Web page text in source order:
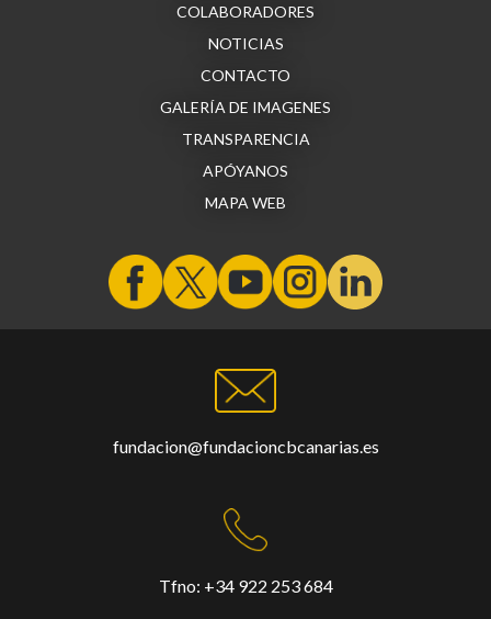
COLABORADORES
NOTICIAS
CONTACTO
GALERÍA DE IMAGENES
TRANSPARENCIA
APÓYANOS
MAPA WEB
fundacion@fundacioncbcanarias.es
Tfno: +34 922 253 684